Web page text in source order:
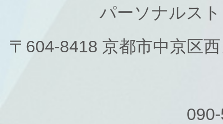
パーソナルス
〒604-8418 京都市中京区